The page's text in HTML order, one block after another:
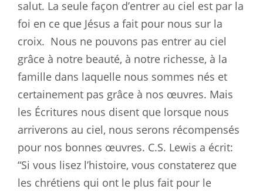
salut. La seule façon d’entrer au ciel est par la
foi en ce que Jésus a fait pour nous sur la
croix. Nous ne pouvons pas entrer au ciel
grâce à notre beauté, à notre richesse, à la
famille dans laquelle nous sommes nés et
certainement pas grâce à nos œuvres. Mais
les Écritures nous disent que lorsque nous
arriverons au ciel, nous serons récompensés
pour nos bonnes œuvres. C.S. Lewis a écrit:
“Si vous lisez l’histoire, vous constaterez que
les chrétiens qui ont le plus fait pour le